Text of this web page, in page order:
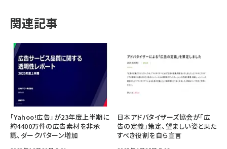
関連記事
「Yahoo!広告」が23年度上半期に
約4400万件の広告素材を非承
認、ダークパターン増加
日本アドバタイザーズ協会が「広
告の定義」策定、望ましい姿と果た
すべき役割を自ら宣言